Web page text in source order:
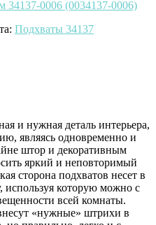
Подхваты 34137
и нужная деталь интерьера,
являясь одновременно и
штор и декоративным
яркий и неповторимый
сторона подхватов несет в
используя которую можно с
всей комнаты.
«нужные» штрихи в